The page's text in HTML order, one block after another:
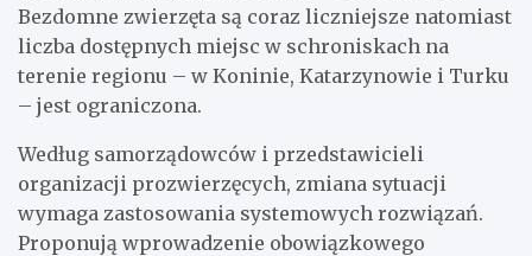
Bezdomne zwierzęta są coraz liczniejsze natomiast
liczba dostępnych miejsc w schroniskach na
terenie regionu – w Koninie, Katarzynowie i Turku
– jest ograniczona.
Według samorządowców i przedstawicieli
organizacji prozwierzęcych, zmiana sytuacji
wymaga zastosowania systemowych rozwiązań.
Proponują wprowadzenie obowiązkowego